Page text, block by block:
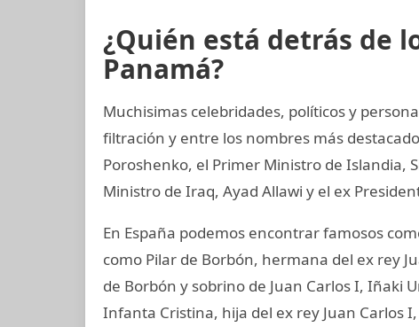
¿Quién está detrás de
Panamá?
Muchisimas celebridades, políticos y
filtración y entre los nombres más
Poroshenko, el Primer Ministro de Islandia,
Ministro de Iraq, Ayad Allawi y el ex
En España podemos encontrar famosos
como Pilar de Borbón, hermana del ex rey
de Borbón y sobrino de Juan Carlos I, Iñaki
Infanta Cristina, hija del ex rey Juan Carlos